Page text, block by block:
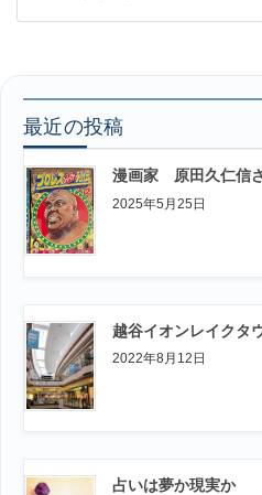
最近の投稿
漫画家 原田久仁信
2025年5月25日
越谷イオンレイクタ
2022年8月12日
占いは夢か現実か